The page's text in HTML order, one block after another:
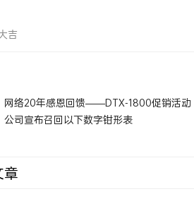
吉
网络20年感恩回馈——DTX-1800促销活动
公司宣布召回以下数字钳形表
章